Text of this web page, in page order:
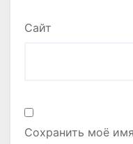
Сайт
Сохранить моё